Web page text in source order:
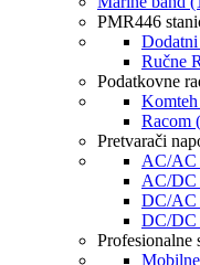
PMR446
Ručne
Podatkovne
Racom
Pretvarači
AC/AC
AC/DC
DC/AC
DC/DC
Profesionalne